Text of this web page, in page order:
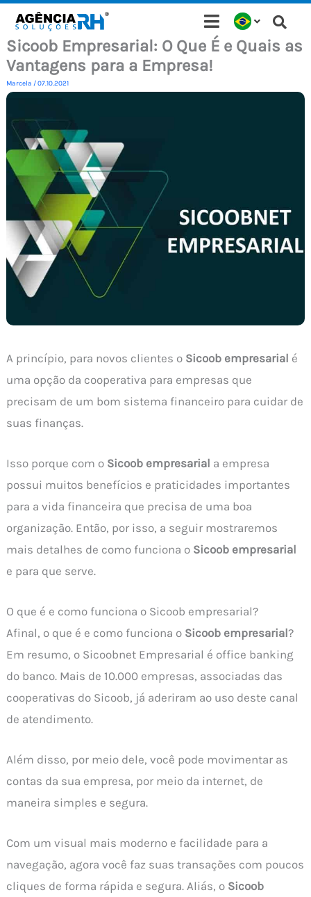
para
conteúdo
Sicoob Empresarial: O Que É e Quais as
Vantagens para a Empresa!
Marcela /07.10.2021
A princípio, para novos clientes o Sicoob empresarial é
uma opção da cooperativa para empresas que
precisam de um bom sistema financeiro para cuidar de
suas finanças.
Isso porque com o Sicoob empresarial a empresa
possui muitos benefícios e praticidades importantes
para a vida financeira que precisa de uma boa
organização. Então, por isso, a seguir mostraremos
mais detalhes de como funciona o Sicoob empresarial
e para que serve.
O que é e como funciona o Sicoob empresarial?
Afinal, o que é e como funciona o Sicoob empresarial?
Em resumo, o Sicoobnet Empresarial é office banking
do banco. Mais de 10.000 empresas, associadas das
cooperativas do Sicoob, já aderiram ao uso deste canal
de atendimento.
Além disso, por meio dele, você pode movimentar as
contas da sua empresa, por meio da internet, de
maneira simples e segura.
Com um visual mais moderno e facilidade para a
navegação, agora você faz suas transações com poucos
cliques de forma rápida e segura. Aliás, o Sicoob